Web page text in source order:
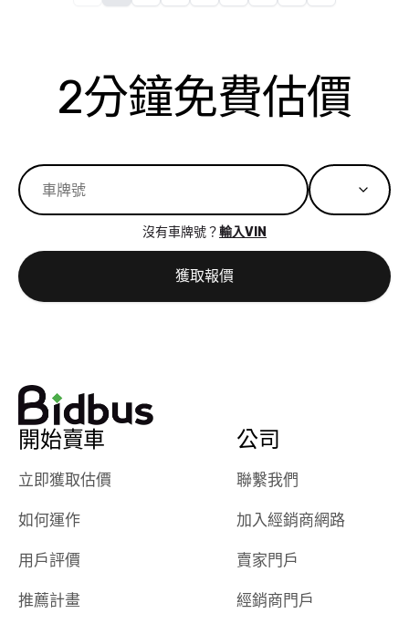
2分鐘免費估價
沒有車牌號？輸入VIN
獲取報價
開始賣車
立即獲取估價
如何運作
用戶評價
推薦計畫
公司
聯繫我們
加入經銷商網路
賣家門戶
經銷商門戶